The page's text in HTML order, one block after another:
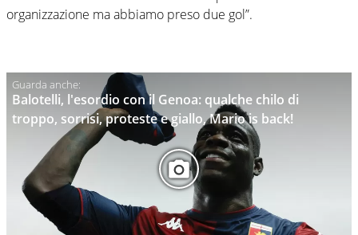
organizzazione ma abbiamo preso due gol”.
Balotelli, l'esordio con il Genoa: qualche chilo di
troppo, sorrisi, proteste e giallo, Mario is back!